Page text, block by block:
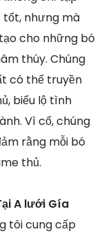
tốt, nhưng mà
cho những bó
thúy. Chúng
có thể truyền
biểu lộ tình
Vì cố, chúng
rằng mỗi bó
thủ.
A lưới Gía
tôi cung cấp